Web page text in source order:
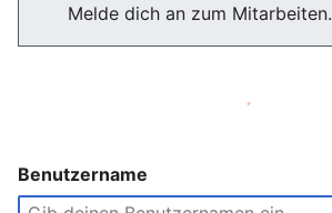
Melde dich an zum Mitarbeiten.
Benutzername